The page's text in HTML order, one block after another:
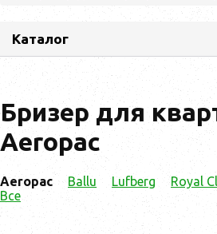
Каталог
Бризер для
Aeropac
Aeropac Ballu Lufberg Royal
Все